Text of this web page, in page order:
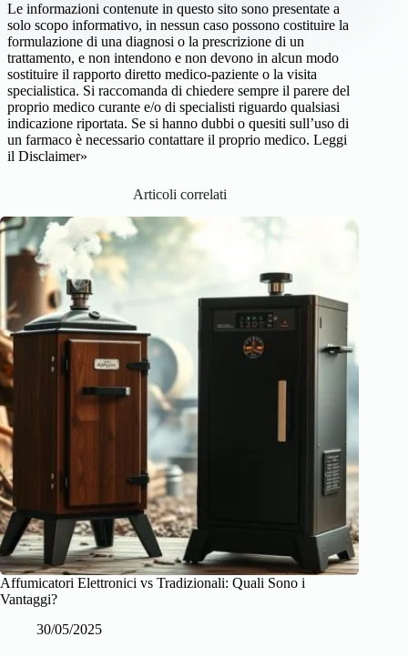
Le informazioni contenute in questo sito sono presentate a
solo scopo informativo, in nessun caso possono costituire la
formulazione di una diagnosi o la prescrizione di un
trattamento, e non intendono e non devono in alcun modo
sostituire il rapporto diretto medico-paziente o la visita
specialistica. Si raccomanda di chiedere sempre il parere del
proprio medico curante e/o di specialisti riguardo qualsiasi
indicazione riportata. Se si hanno dubbi o quesiti sull’uso di
un farmaco è necessario contattare il proprio medico. Leggi
il Disclaimer»
Articoli correlati
Affumicatori Elettronici vs Tradizionali: Quali Sono i
Vantaggi?
30/05/2025